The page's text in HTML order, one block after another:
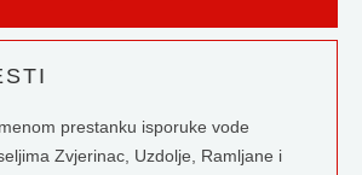
prestanku isporuke vode
Zvjerinac, Uzdolje, Ramljane i